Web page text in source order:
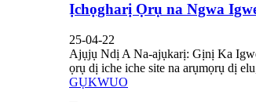
Ịchọgharị Ọrụ na Ngwa
25-04-22
Ajụjụ Ndị A Na-ajụkarị: Gịnị Ka
ọrụ dị iche iche site na arụmọrụ dị
GỤKWUO